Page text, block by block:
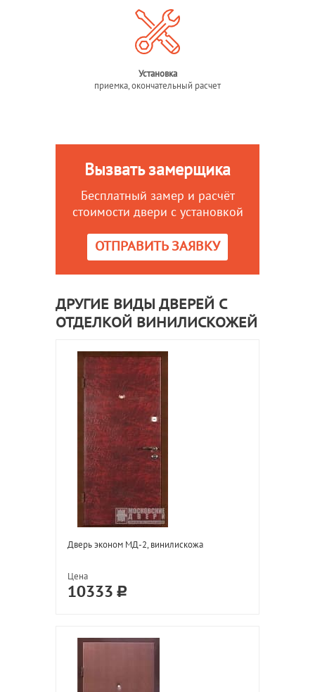
Установка
приемка, окончательный расчет
Вызвать замерщика
Бесплатный замер и расчёт
стоимости двери с установкой
ОТПРАВИТЬ ЗАЯВКУ
ДРУГИЕ ВИДЫ ДВЕРЕЙ С
ОТДЕЛКОЙ ВИНИЛИСКОЖЕЙ
Дверь эконом МД-2, винилискожа
Цена
10333